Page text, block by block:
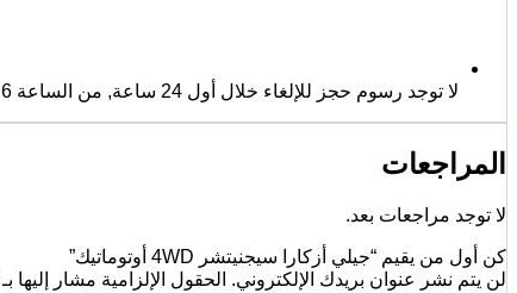
لا توجد رسوم حجز للإلغاء خلال أول 24 ساعة , من الساعة 6 مساءً حتى 9 صباحًا - يرجى إبلاغنا قبل يوم واحد على الأقل.
المراجعات
لا توجد مراجعات بعد.
كن أول من يقيم “جيلي أزكارا سيجنيتشر 4WD أوتوماتيك”
لن يتم نشر عنوان بريدك الإلكتروني. الحقول الإلزامية مشار إليها بـ